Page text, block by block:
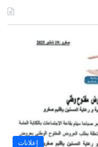
إعلانات